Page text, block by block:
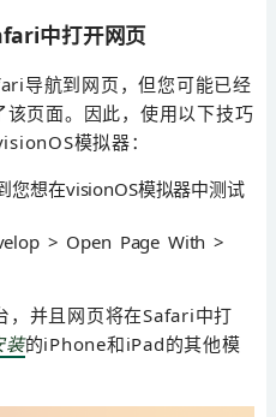
中打开网页
导航到网页，但您可能已经
页面。因此，使用以下技巧
模拟器：
您想在visionOS模拟器中测试
> Open Page With >
并且网页将在Safari中打
装的iPhone和iPad的其他模